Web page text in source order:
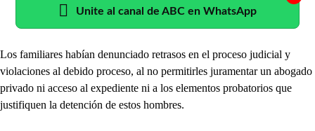
Unite al canal de ABC en WhatsApp
Los familiares habían denunciado retrasos en el proceso judicial y
violaciones al debido proceso, al no permitirles juramentar un abogado
privado ni acceso al expediente ni a los elementos probatorios que
justifiquen la detención de estos hombres.